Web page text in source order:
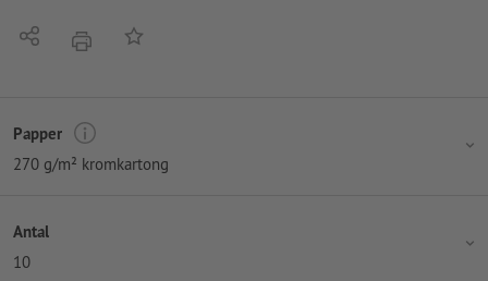
Dela erbjudandePå anteckningslistan
Papper
270 g/m² kromkartong
Antal
10